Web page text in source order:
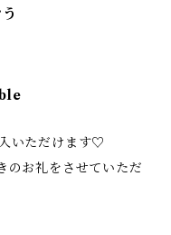
いただけます♡
のお礼をさせていただ